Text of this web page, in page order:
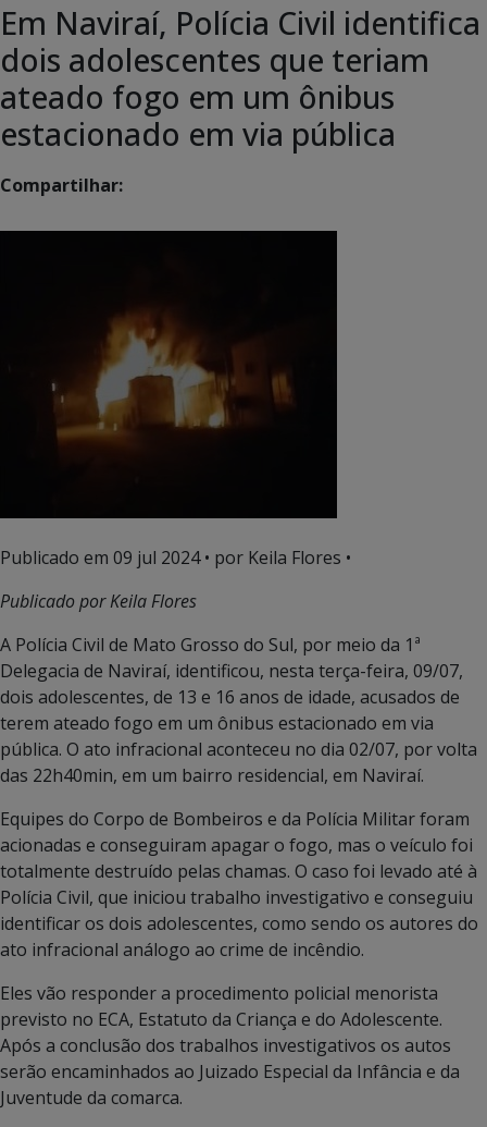
Em Naviraí, Polícia Civil identifica
dois adolescentes que teriam
ateado fogo em um ônibus
estacionado em via pública
Compartilhar:
Publicado em 09 jul 2024• por Keila Flores •
Publicado por Keila Flores
A Polícia Civil de Mato Grosso do Sul, por meio da 1ª
Delegacia de Naviraí, identificou, nesta terça-feira, 09/07,
dois adolescentes, de 13 e 16 anos de idade, acusados de
terem ateado fogo em um ônibus estacionado em via
pública. O ato infracional aconteceu no dia 02/07, por volta
das 22h40min, em um bairro residencial, em Naviraí.
Equipes do Corpo de Bombeiros e da Polícia Militar foram
acionadas e conseguiram apagar o fogo, mas o veículo foi
totalmente destruído pelas chamas. O caso foi levado até à
Polícia Civil, que iniciou trabalho investigativo e conseguiu
identificar os dois adolescentes, como sendo os autores do
ato infracional análogo ao crime de incêndio.
Eles vão responder a procedimento policial menorista
previsto no ECA, Estatuto da Criança e do Adolescente.
Após a conclusão dos trabalhos investigativos os autos
serão encaminhados ao Juizado Especial da Infância e da
Juventude da comarca.